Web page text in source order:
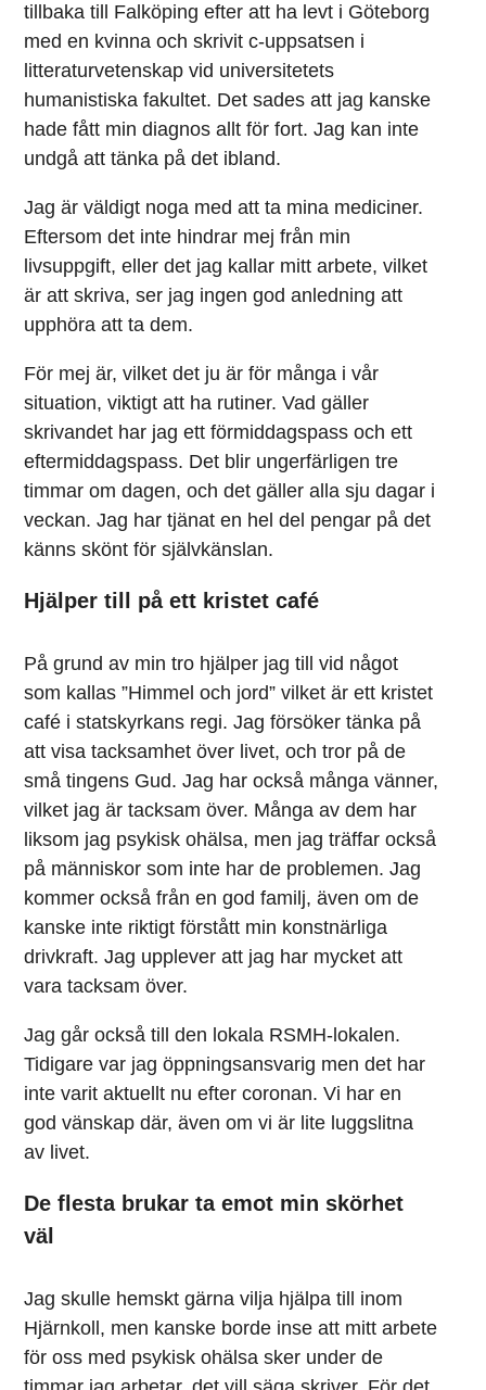
tillbaka till Falköping efter att ha levt i Göteborg
med en kvinna och skrivit c-uppsatsen i
litteraturvetenskap vid universitetets
humanistiska fakultet. Det sades att jag kanske
hade fått min diagnos allt för fort. Jag kan inte
undgå att tänka på det ibland.
Jag är väldigt noga med att ta mina mediciner.
Eftersom det inte hindrar mej från min
livsuppgift, eller det jag kallar mitt arbete, vilket
är att skriva, ser jag ingen god anledning att
upphöra att ta dem.
För mej är, vilket det ju är för många i vår
situation, viktigt att ha rutiner. Vad gäller
skrivandet har jag ett förmiddagspass och ett
eftermiddagspass. Det blir ungerfärligen tre
timmar om dagen, och det gäller alla sju dagar i
veckan. Jag har tjänat en hel del pengar på det
känns skönt för självkänslan.
Hjälper till på ett kristet café
På grund av min tro hjälper jag till vid något
som kallas ”Himmel och jord” vilket är ett kristet
café i statskyrkans regi. Jag försöker tänka på
att visa tacksamhet över livet, och tror på de
små tingens Gud. Jag har också många vänner,
vilket jag är tacksam över. Många av dem har
liksom jag psykisk ohälsa, men jag träffar också
på människor som inte har de problemen. Jag
kommer också från en god familj, även om de
kanske inte riktigt förstått min konstnärliga
drivkraft. Jag upplever att jag har mycket att
vara tacksam över.
Jag går också till den lokala RSMH-lokalen.
Tidigare var jag öppningsansvarig men det har
inte varit aktuellt nu efter coronan. Vi har en
god vänskap där, även om vi är lite luggslitna
av livet.
De flesta brukar ta emot min skörhet
väl
Jag skulle hemskt gärna vilja hjälpa till inom
Hjärnkoll, men kanske borde inse att mitt arbete
för oss med psykisk ohälsa sker under de